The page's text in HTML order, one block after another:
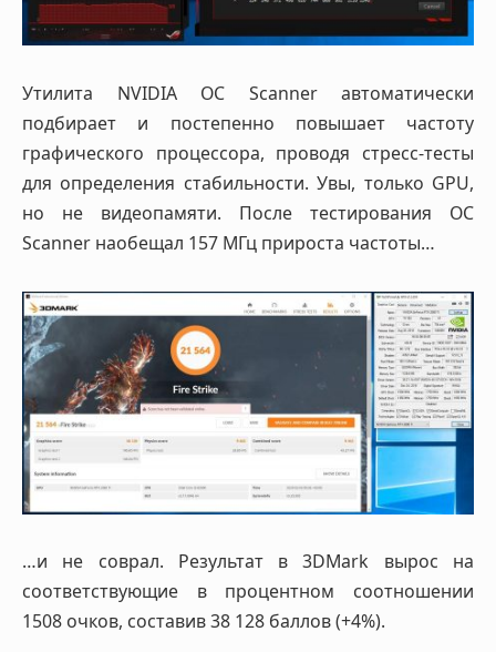
Утилита NVIDIA OC Scanner автоматически
подбирает и постепенно повышает частоту
графического процессора, проводя стресс-тесты
для определения стабильности. Увы, только GPU,
но не видеопамяти. После тестирования OC
Scanner наобещал 157 МГц прироста частоты…
…и не соврал. Результат в 3DMark вырос на
соответствующие в процентном соотношении
1508 очков, составив 38 128 баллов (+4%).